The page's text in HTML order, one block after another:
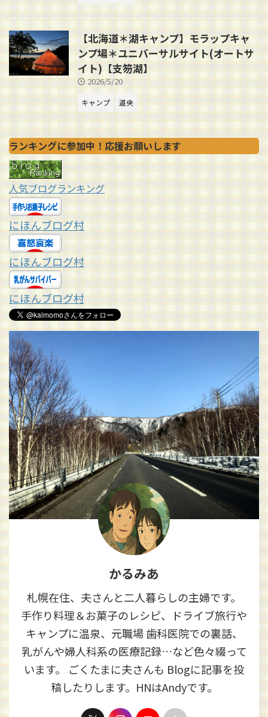
【北海道＊湖キャンプ】モラップキャ
ンプ場＊ユニバーサルサイト(オートサ
イト)【支笏湖】
2026/5/20
キャンプ 道央
ランキングに参加中！応援お願いします
人気ブログランキング
にほんブログ村
にほんブログ村
にほんブログ村
かるみあ
札幌在住、夫さんと二人暮らしの主婦です。
手作り料理＆お菓子のレシピ、ドライブ旅行や
キャンプに温泉、元職場 歯科医院での裏話、
乳がんや婦人科系の医療記録…など色々綴って
います。 ごくたまに夫さんも Blogに記事を投
稿したりします。HNはAndyです。